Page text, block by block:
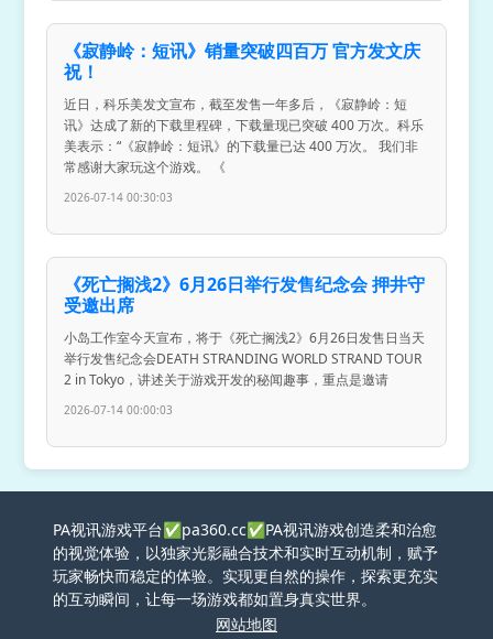
《寂静岭：短讯》销量突破四百万 官方发文庆
祝！
近日，科乐美发文宣布，截至发售一年多后，《寂静岭：短
讯》达成了新的下载里程碑，下载量现已突破 400 万次。科乐
美表示：“《寂静岭：短讯》的下载量已达 400 万次。 我们非
常感谢大家玩这个游戏。 《
2026-07-14 00:30:03
《死亡搁浅2》6月26日举行发售纪念会 押井守
受邀出席
小岛工作室今天宣布，将于《死亡搁浅2》6月26日发售日当天
举行发售纪念会DEATH STRANDING WORLD STRAND TOUR
2 in Tokyo，讲述关于游戏开发的秘闻趣事，重点是邀请
2026-07-14 00:00:03
PA视讯游戏平台✅pa360.cc✅PA视讯游戏创造柔和治愈
的视觉体验，以独家光影融合技术和实时互动机制，赋予
玩家畅快而稳定的体验。实现更自然的操作，探索更充实
的互动瞬间，让每一场游戏都如置身真实世界。
网站地图